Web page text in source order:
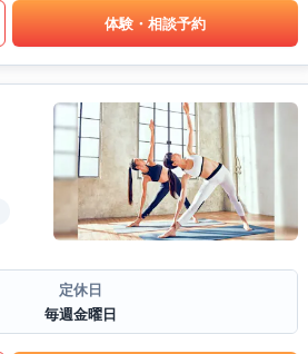
体験・相談予約
定休日
毎週金曜日